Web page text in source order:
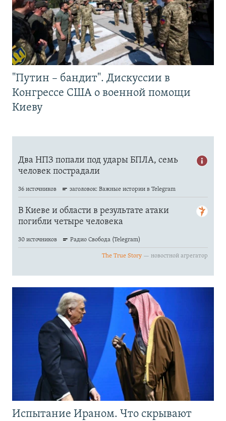
"Путин – бандит". Дискуссии в
Конгрессе США о военной помощи
Киеву
Испытание Ираном. Что скрывают